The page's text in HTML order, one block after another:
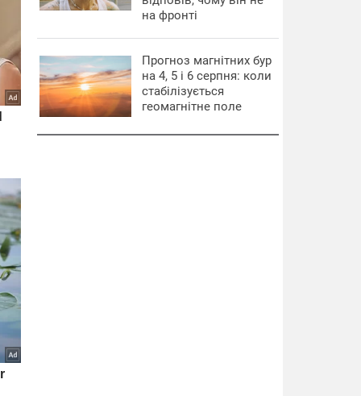
на фронті
Прогноз магнітних бур
на 4, 5 і 6 серпня: коли
стабілізується
геомагнітне поле